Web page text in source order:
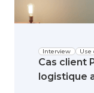
Use
Interview
Cas client
logistique